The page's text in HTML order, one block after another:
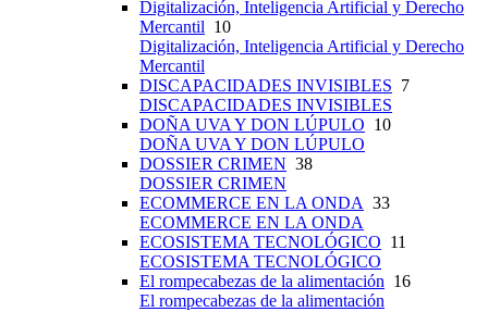
Digitalización, Inteligencia Artificial y Derecho
Mercantil 10
Digitalización, Inteligencia Artificial y Derecho
Mercantil
DISCAPACIDADES INVISIBLES 7
DISCAPACIDADES INVISIBLES
DOÑA UVA Y DON LÚPULO 10
DOÑA UVA Y DON LÚPULO
DOSSIER CRIMEN 38
DOSSIER CRIMEN
ECOMMERCE EN LA ONDA 33
ECOMMERCE EN LA ONDA
ECOSISTEMA TECNOLÓGICO 11
ECOSISTEMA TECNOLÓGICO
El rompecabezas de la alimentación 16
El rompecabezas de la alimentación